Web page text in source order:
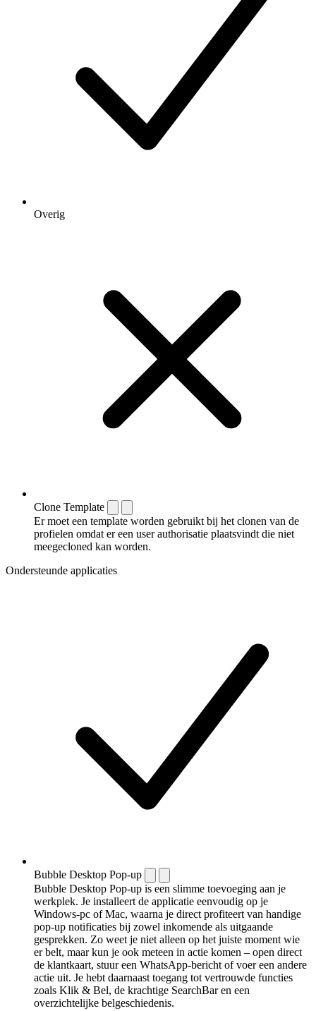
Overig
Clone Template
Er moet een template worden gebruikt bij het clonen van de
profielen omdat er een user authorisatie plaatsvindt die niet
meegecloned kan worden.
Ondersteunde applicaties
Bubble Desktop Pop-up
Bubble Desktop Pop-up is een slimme toevoeging aan je
werkplek. Je installeert de applicatie eenvoudig op je
Windows-pc of Mac, waarna je direct profiteert van handige
pop-up notificaties bij zowel inkomende als uitgaande
gesprekken. Zo weet je niet alleen op het juiste moment wie
er belt, maar kun je ook meteen in actie komen – open direct
de klantkaart, stuur een WhatsApp-bericht of voer een andere
actie uit. Je hebt daarnaast toegang tot vertrouwde functies
zoals Klik & Bel, de krachtige SearchBar en een
overzichtelijke belgeschiedenis.